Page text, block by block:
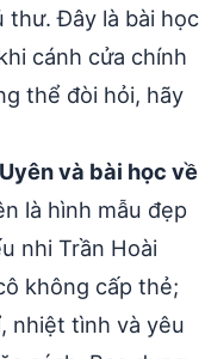
thư. Đây là bài học
cánh cửa chính
thể đòi hỏi, hãy
và bài học về
là hình mẫu đẹp
nhi Trần Hoài
không cấp thẻ;
nhiệt tình và yêu